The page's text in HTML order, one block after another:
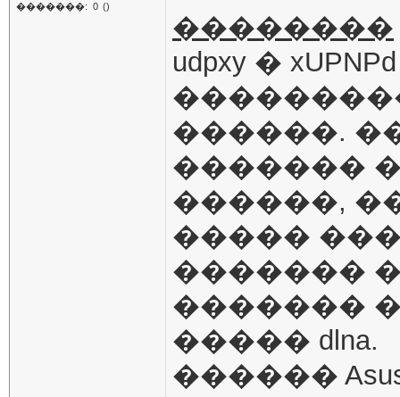
�������: 0 ()
��������
udpxy �
���������
������.
������� �
������,
�����
�������
�������
����� dlna.
������